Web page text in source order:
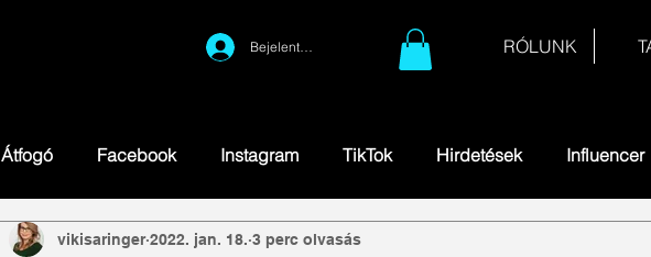
Bejelentkezés RÓLUNK
Átfogó Facebook Instagram TikTok Hirdetések Influencer
GoogleMaps
vikisaringer 2022. jan. 18. 3 perc olvasás